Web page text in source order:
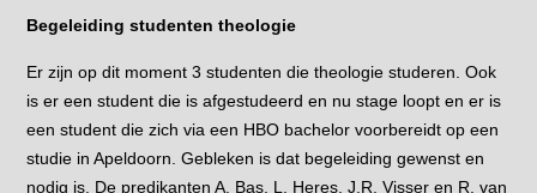
Begeleiding studenten theologie
Er zijn op dit moment 3 studenten die theologie studeren. Ook
is er een student die is afgestudeerd en nu stage loopt en er is
een student die zich via een HBO bachelor voorbereidt op een
studie in Apeldoorn. Gebleken is dat begeleiding gewenst en
nodig is. De predikanten A. Bas, L. Heres, J.R. Visser en R. van